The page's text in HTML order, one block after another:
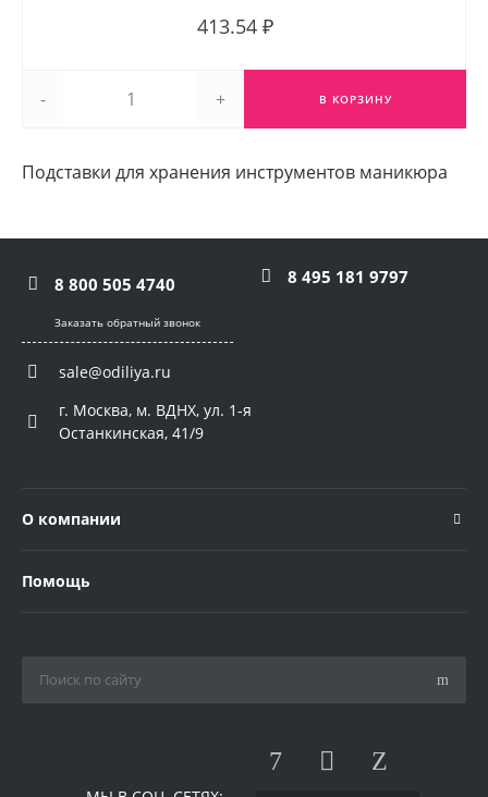
413.54 ₽
- + В КОРЗИНУ
Подставки для хранения инструментов маникюра
8 800 505 4740 8 495 181 9797
Заказать обратный звонок
sale@odiliya.ru
г. Москва, м. ВДНХ, ул. 1-я
Останкинская, 41/9
О компании
Помощь